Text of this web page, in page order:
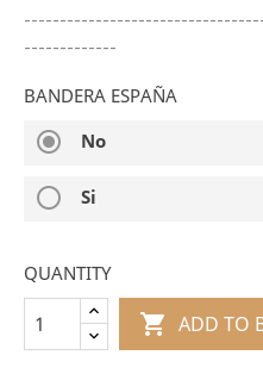
-------------
BANDERA ESPAÑA
radio_button_checked No
radio_button_unchecked Si
QUANTITY
 ADD TO